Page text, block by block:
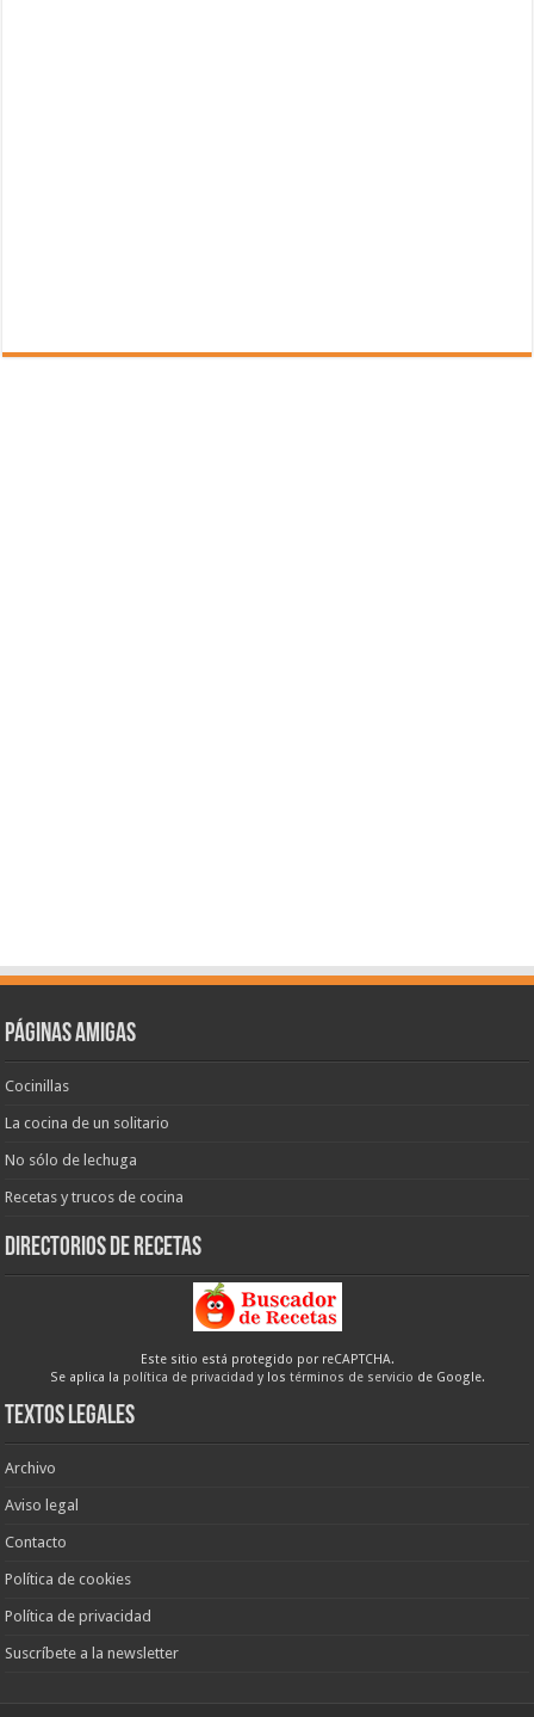
Páginas amigas
Cocinillas
La cocina de un solitario
No sólo de lechuga
Recetas y trucos de cocina
Directorios de recetas
Este sitio está protegido por reCAPTCHA.
Se aplica la política de privacidad y los términos de servicio de Google.
Textos legales
Archivo
Aviso legal
Contacto
Política de cookies
Política de privacidad
Suscríbete a la newsletter